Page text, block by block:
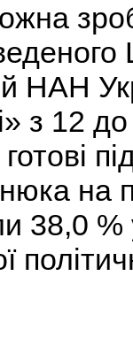
НАН
з 12
на
38,0